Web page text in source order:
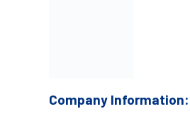
Company Information: